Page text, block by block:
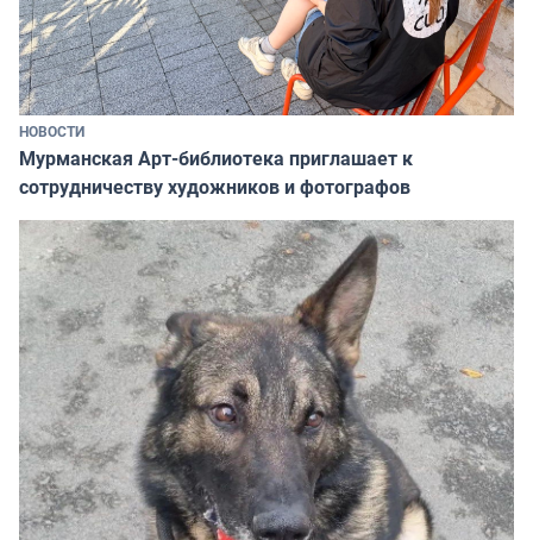
НОВОСТИ
Мурманская Арт-библиотека приглашает к
сотрудничеству художников и фотографов